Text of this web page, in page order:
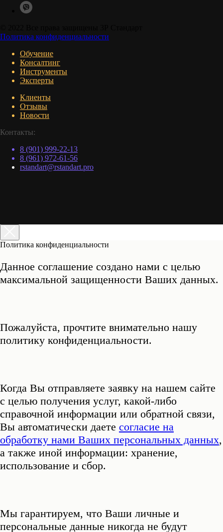
Политика конфиденциальности
Обучение
Консалтинг
Инструменты
Эксперты
Клиенты
Отзывы
Новости
Контакты:
8 (901) 999-22-13
8 (961) 972-61-56
rstandart@rstandart.pro
Политика конфиденциальности
Данное соглашение создано нами с целью
максимальной защищенности Ваших данных.
Пожалуйста, прочтите внимательно нашу
политику конфиденциальности.
Когда Вы отправляете заявку на нашем сайте
с целью получения услуг, какой-либо
справочной информации или обратной связи,
Вы автоматически даете согласие на
обработку нами Ваших персональных данных,
а также иной информации: хранение,
использование и сбор.
Мы гарантируем, что Ваши личные и
персональные данные никогда не будут